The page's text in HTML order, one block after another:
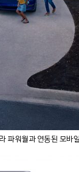
파워월과 연동된 모바